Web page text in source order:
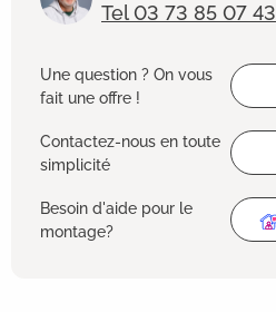
Tel 03 73 85 07 43
Une question ? On vous
fait une offre !
Contactez-nous en toute
simplicité
Besoin d'aide pour le
montage?